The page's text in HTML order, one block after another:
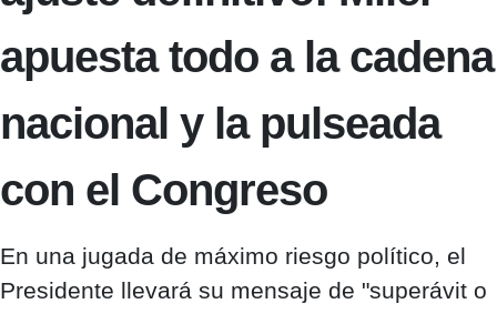
apuesta todo a la cadena
nacional y la pulseada
con el Congreso
En una jugada de máximo riesgo político, el
Presidente llevará su mensaje de "superávit o